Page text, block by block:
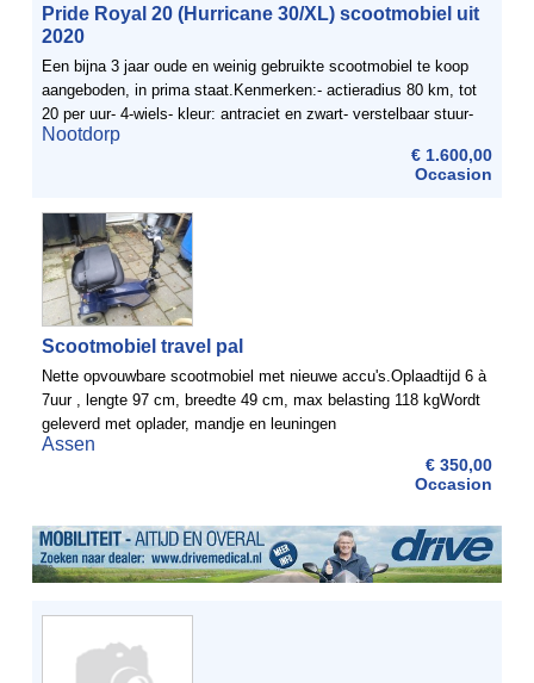
Pride Royal 20 (Hurricane 30/XL) scootmobiel uit
2020
Een bijna 3 jaar oude en weinig gebruikte scootmobiel te koop
aangeboden, in prima staat.Kenmerken:- actieradius 80 km, tot
20 per uur- 4-wiels- kleur: antraciet en zwart- verstelbaar stuur-
gemakkelijk instellen naar lage en hoge ...
Nootdorp
€ 1.600,00
Occasion
Scootmobiel travel pal
Nette opvouwbare scootmobiel met nieuwe accu's.Oplaadtijd 6 à
7uur , lengte 97 cm, breedte 49 cm, max belasting 118 kgWordt
geleverd met oplader, mandje en leuningen
Assen
€ 350,00
Occasion